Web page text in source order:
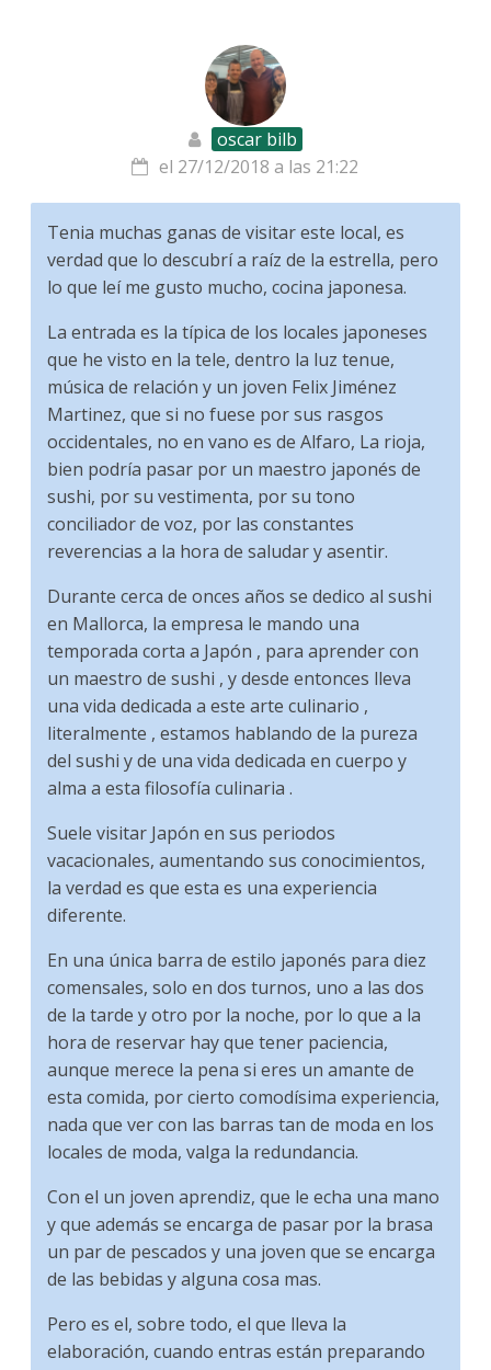
oscar bilb
el 27/12/2018 a las 21:22
Tenia muchas ganas de visitar este local, es
verdad que lo descubrí a raíz de la estrella, pero
lo que leí me gusto mucho, cocina japonesa.
La entrada es la típica de los locales japoneses
que he visto en la tele, dentro la luz tenue,
música de relación y un joven Felix Jiménez
Martinez, que si no fuese por sus rasgos
occidentales, no en vano es de Alfaro, La rioja,
bien podría pasar por un maestro japonés de
sushi, por su vestimenta, por su tono
conciliador de voz, por las constantes
reverencias a la hora de saludar y asentir.
Durante cerca de onces años se dedico al sushi
en Mallorca, la empresa le mando una
temporada corta a Japón , para aprender con
un maestro de sushi , y desde entonces lleva
una vida dedicada a este arte culinario ,
literalmente , estamos hablando de la pureza
del sushi y de una vida dedicada en cuerpo y
alma a esta filosofía culinaria .
Suele visitar Japón en sus periodos
vacacionales, aumentando sus conocimientos,
la verdad es que esta es una experiencia
diferente.
En una única barra de estilo japonés para diez
comensales, solo en dos turnos, uno a las dos
de la tarde y otro por la noche, por lo que a la
hora de reservar hay que tener paciencia,
aunque merece la pena si eres un amante de
esta comida, por cierto comodísima experiencia,
nada que ver con las barras tan de moda en los
locales de moda, valga la redundancia.
Con el un joven aprendiz, que le echa una mano
y que además se encarga de pasar por la brasa
un par de pescados y una joven que se encarga
de las bebidas y alguna cosa mas.
Pero es el, sobre todo, el que lleva la
elaboración, cuando entras están preparando